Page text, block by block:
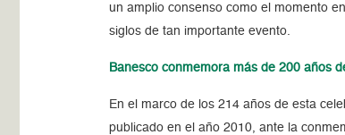
un amplio consenso como el momento
siglos de tan importante evento.
Banesco conmemora más de 200 años
En el marco de los 214 años de esta
publicado en el año 2010, ante la